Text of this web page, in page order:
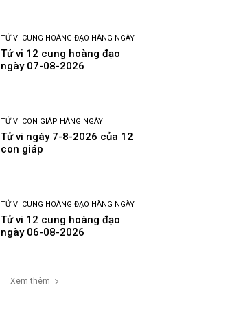
TỬ VI CUNG HOÀNG ĐẠO HÀNG NGÀY
Tử vi 12 cung hoàng đạo
ngày 07-08-2026
TỬ VI CON GIÁP HÀNG NGÀY
Tử vi ngày 7-8-2026 của 12
con giáp
TỬ VI CUNG HOÀNG ĐẠO HÀNG NGÀY
Tử vi 12 cung hoàng đạo
ngày 06-08-2026
Xem thêm